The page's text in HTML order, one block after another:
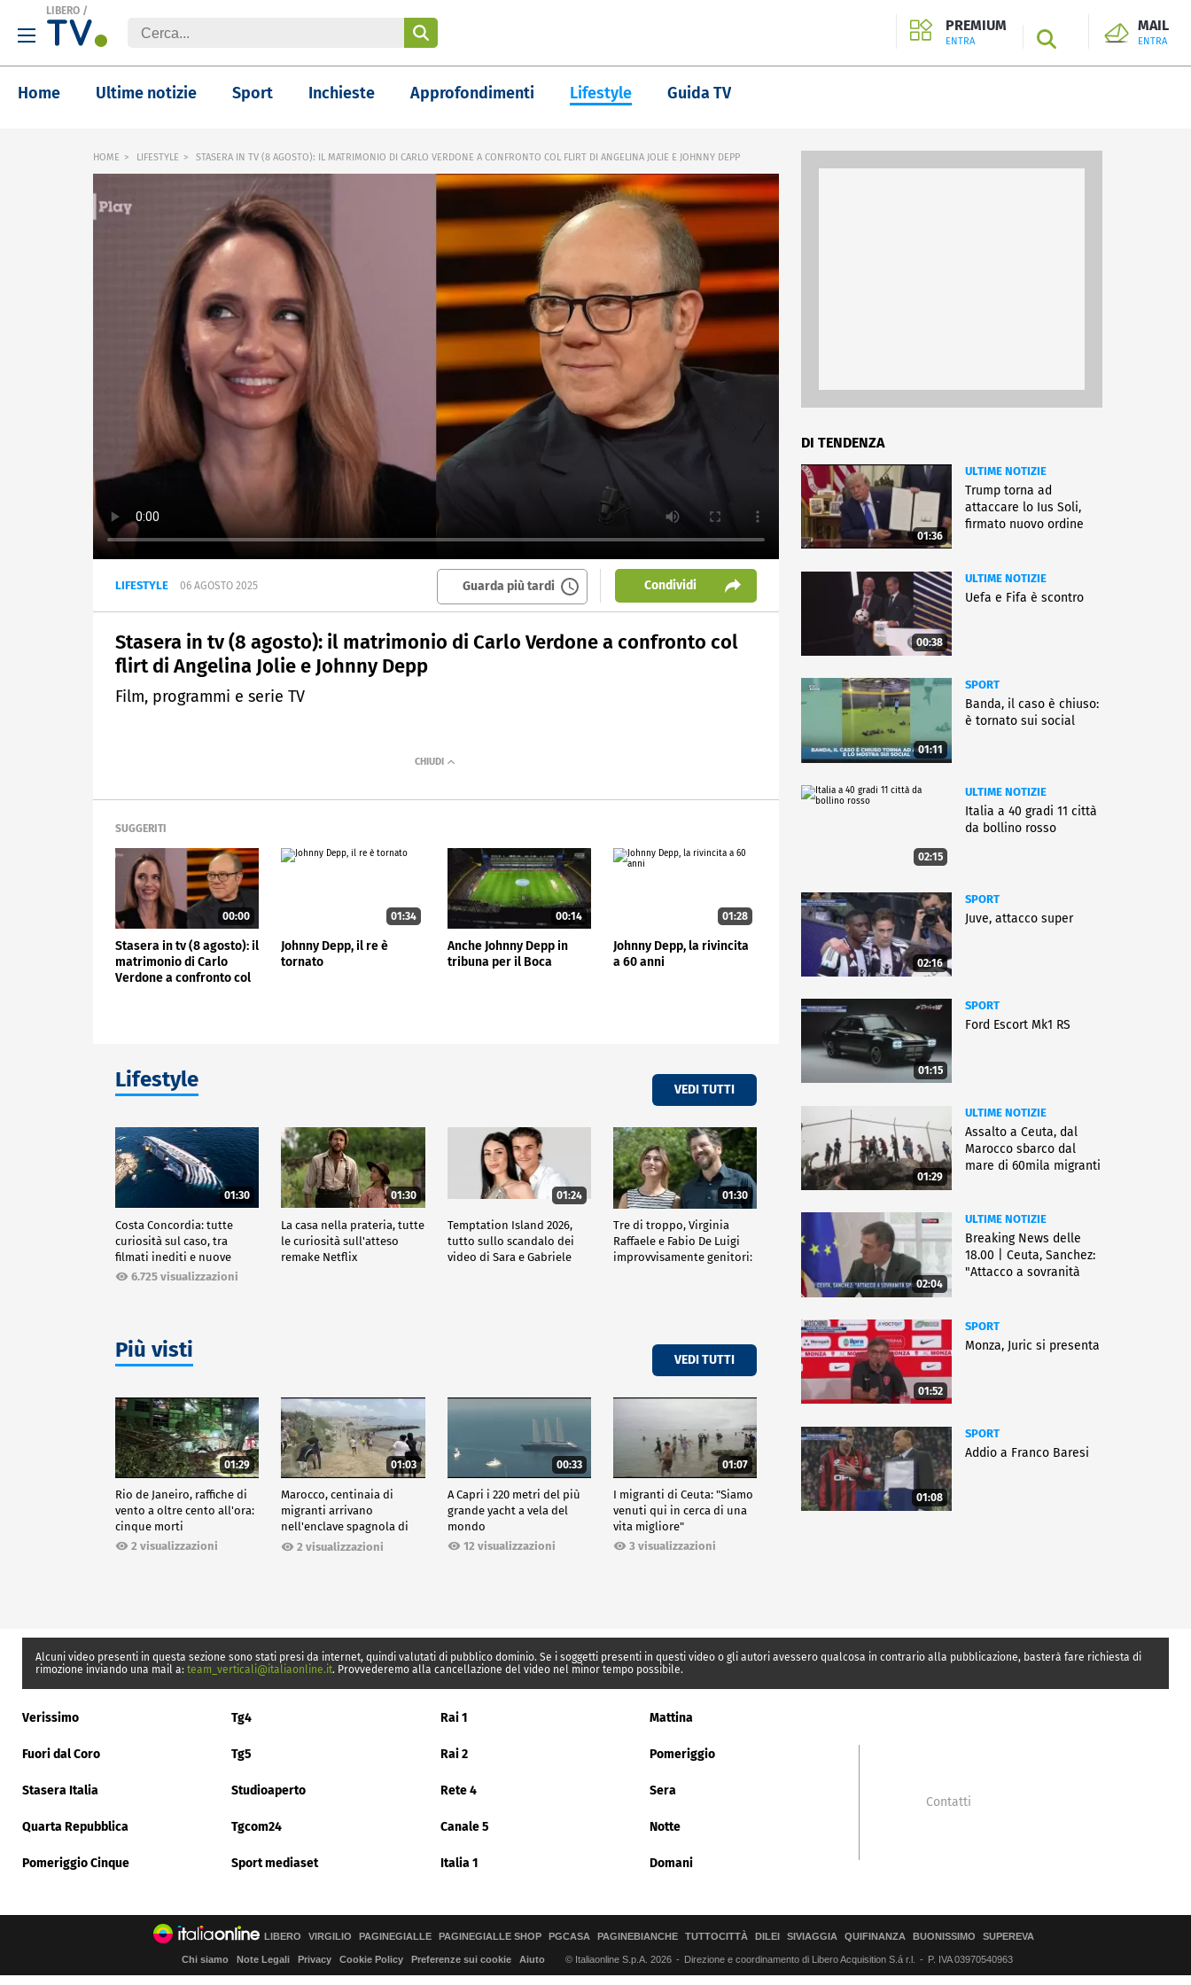
LIBERO /
PREMIUM
ENTRA SEARCH
MAIL
ENTRA
Home Ultime notizie Sport Inchieste Approfondimenti Lifestyle Guida TV
HOME LIFESTYLE STASERA IN TV (8 AGOSTO): IL MATRIMONIO DI CARLO VERDONE A CONFRONTO COL FLIRT DI ANGELINA JOLIE E JOHNNY DEPP
LIFESTYLE 06 AGOSTO 2025 Guarda più tardi Condividi
Stasera in tv (8 agosto): il matrimonio di Carlo Verdone a confronto col
flirt di Angelina Jolie e Johnny Depp
Film, programmi e serie TV
SUGGERITI
00:00
Stasera in tv (8 agosto): il
matrimonio di Carlo
Verdone a confronto col
01:34
Johnny Depp, il re è
tornato
00:14
Anche Johnny Depp in
tribuna per il Boca
01:28
Johnny Depp, la rivincita
a 60 anni
Lifestyle VEDI TUTTI
01:30
Costa Concordia: tutte
curiosità sul caso, tra
filmati inediti e nuove
ricostruzioni
6.725 visualizzazioni
01:30
La casa nella prateria, tutte
le curiosità sull'atteso
remake Netflix
01:24
Temptation Island 2026,
tutto sullo scandalo dei
video di Sara e Gabriele
01:30
Tre di troppo, Virginia
Raffaele e Fabio De Luigi
improvvisamente genitori:
Più visti VEDI TUTTI
01:29
Rio de Janeiro, raffiche di
vento a oltre cento all'ora:
cinque morti
2 visualizzazioni
01:03
Marocco, centinaia di
migranti arrivano
nell'enclave spagnola di
Ceuta2 visualizzazioni
00:33
A Capri i 220 metri del più
grande yacht a vela del
mondo
12 visualizzazioni
01:07
I migranti di Ceuta: "Siamo
venuti qui in cerca di una
vita migliore"
3 visualizzazioni
DI TENDENZA
01:36
ULTIME NOTIZIE
Trump torna ad
attaccare lo Ius Soli,
firmato nuovo ordine
00:38
ULTIME NOTIZIE
Uefa e Fifa è scontro
01:11
SPORT
Banda, il caso è chiuso:
è tornato sui social
02:15
ULTIME NOTIZIE
Italia a 40 gradi 11 città
da bollino rosso
02:16
SPORT
Juve, attacco super
01:15
SPORT
Ford Escort Mk1 RS
01:29
ULTIME NOTIZIE
Assalto a Ceuta, dal
Marocco sbarco dal
mare di 60mila migranti
02:04
ULTIME NOTIZIE
Breaking News delle
18.00 | Ceuta, Sanchez:
"Attacco a sovranità
01:52
SPORT
Monza, Juric si presenta
01:08
SPORT
Addio a Franco Baresi
Alcuni video presenti in questa sezione sono stati presi da internet, quindi valutati di pubblico dominio. Se i soggetti presenti in questi video o gli autori avessero qualcosa in contrario alla pubblicazione, basterà fare richiesta di
rimozione inviando una mail a: team_verticali@italiaonline.it. Provvederemo alla cancellazione del video nel minor tempo possibile.
Verissimo Tg4 Rai 1 Mattina
Fuori dal Coro Tg5 Rai 2 Pomeriggio
Stasera Italia Studioaperto Rete 4 Sera
Quarta Repubblica Tgcom24 Canale 5 Notte
Pomeriggio Cinque Sport mediaset Italia 1 Domani
Contatti
LIBERO VIRGILIO PAGINEGIALLE PAGINEGIALLE SHOP PGCASA PAGINEBIANCHE TUTTOCITTÀ DILEI SIVIAGGIA QUIFINANZA BUONISSIMO SUPEREVA
Chi siamo Note Legali Privacy Cookie Policy Preferenze sui cookie Aiuto © Italiaonline S.p.A. 2026 Direzione e coordinamento di Libero Acquisition S.á r.l. P. IVA 03970540963